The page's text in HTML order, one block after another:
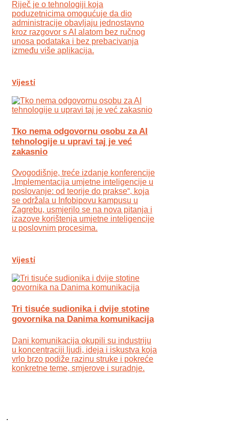
Riječ je o tehnologiji koja
poduzetnicima omogućuje da dio
administracije obavljaju jednostavno
kroz razgovor s AI alatom bez ručnog
unosa podataka i bez prebacivanja
između više aplikacija.
Vijesti
Tko nema odgovornu osobu za AI
tehnologije u upravi taj je već
zakasnio
Ovogodišnje, treće izdanje konferencije
„Implementacija umjetne inteligencije u
poslovanje: od teorije do prakse“, koja
se održala u Infobipovu kampusu u
Zagrebu, usmjerilo se na nova pitanja i
izazove korištenja umjetne inteligencije
u poslovnim procesima.
Vijesti
Tri tisuće sudionika i dvije stotine
govornika na Danima komunikacija
Dani komunikacija okupili su industriju
u koncentraciji ljudi, ideja i iskustva koja
vrlo brzo podiže razinu struke i pokreće
konkretne teme, smjerove i suradnje.
.